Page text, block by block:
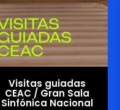
Visitas guiadas
CEAC / Gran Sala
Sinfónica Nacional